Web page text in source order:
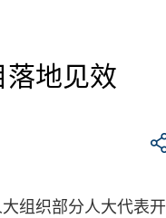
地见效
组织部分人大代表开